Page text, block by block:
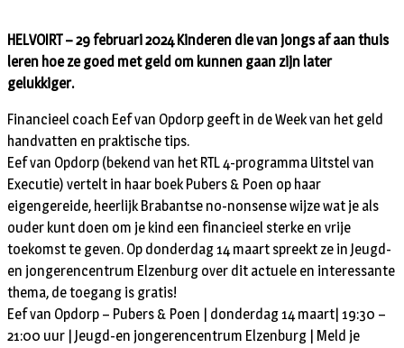
HELVOIRT – 29 februari 2024 Kinderen die van jongs af aan thuis
leren hoe ze goed met geld om kunnen gaan zijn later
gelukkiger.
Financieel coach Eef van Opdorp geeft in de Week van het geld
handvatten en praktische tips.
Eef van Opdorp (bekend van het RTL 4-programma Uitstel van
Executie) vertelt in haar boek Pubers & Poen op haar
eigengereide, heerlijk Brabantse no-nonsense wijze wat je als
ouder kunt doen om je kind een financieel sterke en vrije
toekomst te geven. Op donderdag 14 maart spreekt ze in Jeugd-
en jongerencentrum Elzenburg over dit actuele en interessante
thema, de toegang is gratis!
Eef van Opdorp – Pubers & Poen | donderdag 14 maart| 19:30 –
21:00 uur | Jeugd-en jongerencentrum Elzenburg | Meld je